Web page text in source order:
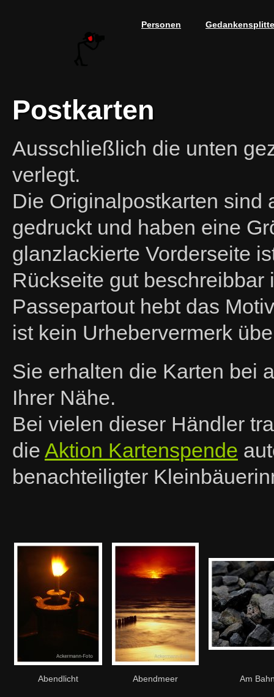
Personen
Postkarten
Ausschließlich die unten
verlegt.
Die Originalpostkarten sind
gedruckt und haben eine
glanzlackierte Vorderseite
Rückseite gut
Passepartout hebt das
ist kein Urhebervermerk
Sie erhalten die Karten bei
Ihrer Nähe.
Bei vielen dieser Händler
die Aktion Kartenspende
benachteiligter
Abendlicht Abendmeer Am